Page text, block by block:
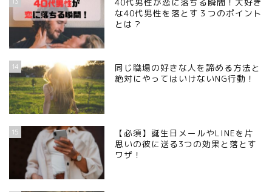
な40代男性を落とす３つのポイント
とは？
14
同じ職場の好きな人を諦める方法と
絶対にやってはいけないNG行動！
15
【必須】誕生日メールやLINEを片
思いの彼に送る3つの効果と落とす
ワザ！